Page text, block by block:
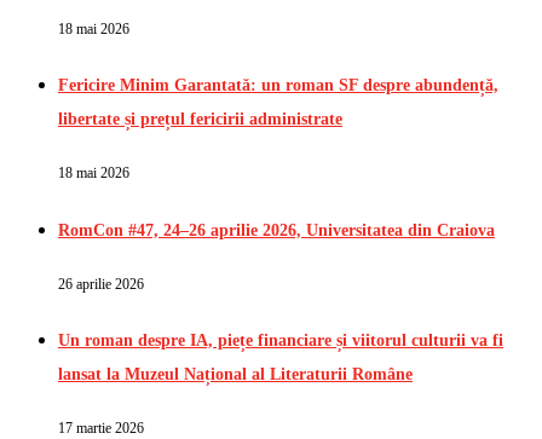
18 mai 2026
Fericire Minim Garantată: un roman SF despre abundență,
libertate și prețul fericirii administrate
18 mai 2026
RomCon #47, 24–26 aprilie 2026, Universitatea din Craiova
26 aprilie 2026
Un roman despre IA, piețe financiare și viitorul culturii va fi
lansat la Muzeul Național al Literaturii Române
17 martie 2026